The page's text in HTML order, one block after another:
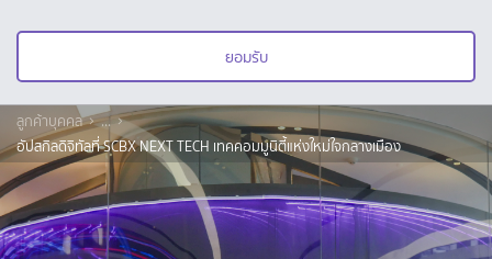
ยอมรับ
ลูกค้าบุคคล
...
อัปสกิลดิจิทัลที่ SCBX NEXT TECH เทคคอมมูนิตี้แห่งใหม่ใจกลางเมือง